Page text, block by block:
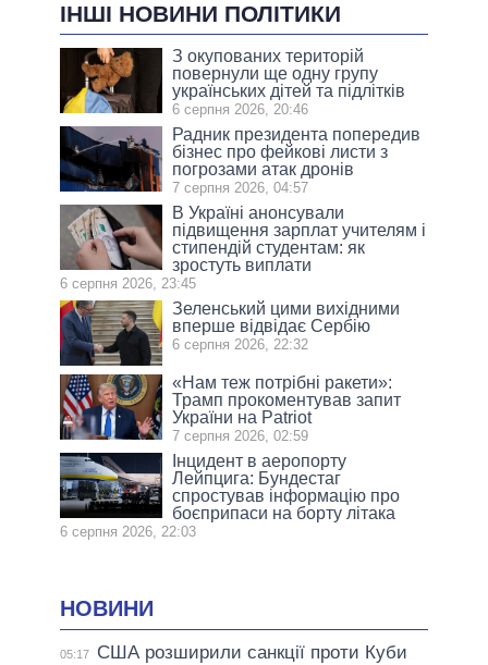
ІНШІ НОВИНИ ПОЛІТИКИ
З окупованих територій
повернули ще одну групу
українських дітей та підлітків
6 серпня 2026, 20:46
Радник президента попередив
бізнес про фейкові листи з
погрозами атак дронів
7 серпня 2026, 04:57
В Україні анонсували
підвищення зарплат учителям і
стипендій студентам: як
зростуть виплати
6 серпня 2026, 23:45
Зеленський цими вихідними
вперше відвідає Сербію
6 серпня 2026, 22:32
«Нам теж потрібні ракети»:
Трамп прокоментував запит
України на Patriot
7 серпня 2026, 02:59
Інцидент в аеропорту
Лейпцига: Бундестаг
спростував інформацію про
боєприпаси на борту літака
6 серпня 2026, 22:03
НОВИНИ
05:17
США розширили санкції проти Куби